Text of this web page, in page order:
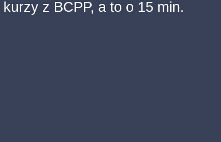
kurzy z BCPP, a to o 15 min.